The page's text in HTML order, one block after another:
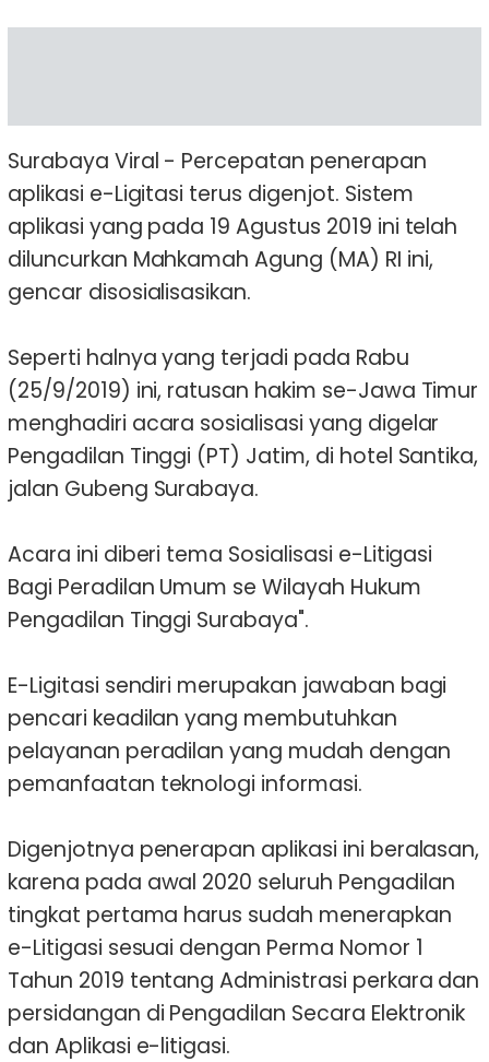
Surabaya Viral - Percepatan penerapan
aplikasi e-Ligitasi terus digenjot. Sistem
aplikasi yang pada 19 Agustus 2019 ini telah
diluncurkan Mahkamah Agung (MA) RI ini,
gencar disosialisasikan.
Seperti halnya yang terjadi pada Rabu
(25/9/2019) ini, ratusan hakim se-Jawa Timur
menghadiri acara sosialisasi yang digelar
Pengadilan Tinggi (PT) Jatim, di hotel Santika,
jalan Gubeng Surabaya.
Acara ini diberi tema Sosialisasi e-Litigasi
Bagi Peradilan Umum se Wilayah Hukum
Pengadilan Tinggi Surabaya".
E-Ligitasi sendiri merupakan jawaban bagi
pencari keadilan yang membutuhkan
pelayanan peradilan yang mudah dengan
pemanfaatan teknologi informasi.
Digenjotnya penerapan aplikasi ini beralasan,
karena pada awal 2020 seluruh Pengadilan
tingkat pertama harus sudah menerapkan
e-Litigasi sesuai dengan Perma Nomor 1
Tahun 2019 tentang Administrasi perkara dan
persidangan di Pengadilan Secara Elektronik
dan Aplikasi e-litigasi.